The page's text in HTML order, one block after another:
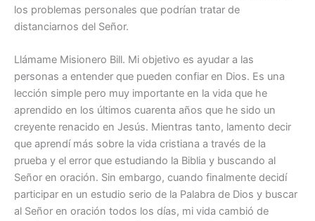
los problemas personales que podrían tratar de
distanciarnos del Señor.
Llámame Misionero Bill. Mi objetivo es ayudar a las
personas a entender que pueden confiar en Dios. Es una
lección simple pero muy importante en la vida que he
aprendido en los últimos cuarenta años que he sido un
creyente renacido en Jesús. Mientras tanto, lamento decir
que aprendí más sobre la vida cristiana a través de la
prueba y el error que estudiando la Biblia y buscando al
Señor en oración. Sin embargo, cuando finalmente decidí
participar en un estudio serio de la Palabra de Dios y buscar
al Señor en oración todos los días, mi vida cambió de